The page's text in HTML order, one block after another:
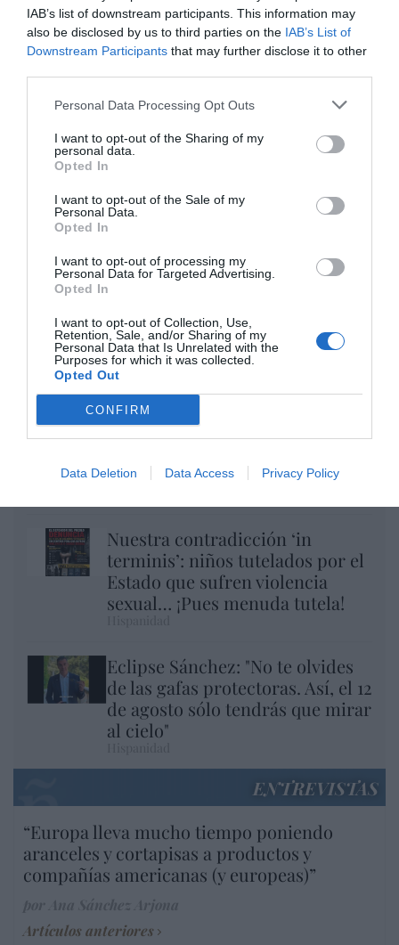
IAB’s list of downstream participants. This information may
also be disclosed by us to third parties on the IAB’s List of
Downstream Participants that may further disclose it to other
Personal Data Processing Opt Outs
I want to opt-out of the Sharing of my
personal data.
Opted In
I want to opt-out of the Sale of my
Personal Data.
Opted In
I want to opt-out of processing my
Personal Data for Targeted Advertising.
Opted In
I want to opt-out of Collection, Use,
Retention, Sale, and/or Sharing of my
Personal Data that Is Unrelated with the
Purposes for which it was collected.
Opted Out
CONFIRM
Data Deletion Data Access Privacy Policy
Isabel Pantoja pierde dos pleitos
con Hacienda por 700.000
euros... suma y sigue
El IBEX 35 cerró la sesión del
miércoles en los 20.057 puntos,
un nuevo récord
Eulogio López
Argumentos
Felipe VI
Nuestra contradicción ‘in
terminis’: niños tutelados por el
Estado que sufren violencia
sexual… ¡Pues menuda tutela!
Eclipse Sánchez: "No te olvides
de las gafas protectoras. Así, el 12
de agosto sólo tendrás que mirar
al cielo"
ENTREVISTAS
“Europa lleva mucho tiempo poniendo
aranceles y cortapisas a productos y
compañías americanas (y europeas)”
Artículos anteriores